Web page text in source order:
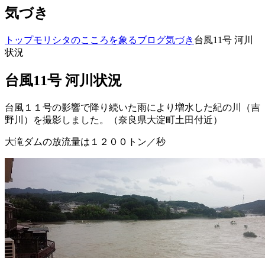
気づき
トップモリシタの​こころを​象る​ブログ気づき 台風11号 河川
状況
台風11号 河川状況
台風１１号の影響で降り続いた雨により増水した紀の川（吉
野川）を撮影しました。（奈良県大淀町土田付近）
大滝ダムの放流量は１２００トン／秒